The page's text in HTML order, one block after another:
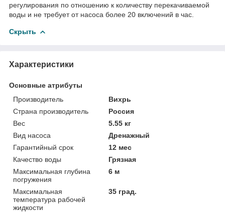
регулирования по отношению к количеству перекачиваемой
воды и не требует от насоса более 20 включений в час.
Скрыть
Характеристики
Основные атрибуты
Производитель
Вихрь
Страна производитель
Россия
Вес
5.55 кг
Вид насоса
Дренажный
Гарантийный срок
12 мес
Качество воды
Грязная
Максимальная глубина
погружения
6 м
Максимальная
температура рабочей
жидкости
35 град.